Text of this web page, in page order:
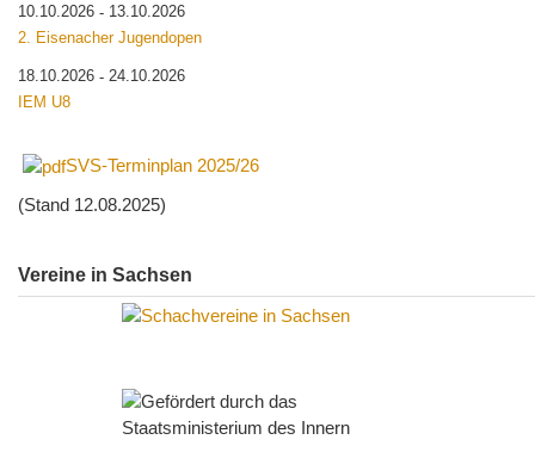
10.10.2026 - 13.10.2026
2. Eisenacher Jugendopen
18.10.2026 - 24.10.2026
IEM U8
SVS-Terminplan 2025/26
(Stand 12.08.2025)
Vereine in Sachsen